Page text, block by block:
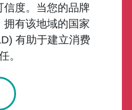
度。当您的品牌
有该地域的国家
有助于建立消费
。